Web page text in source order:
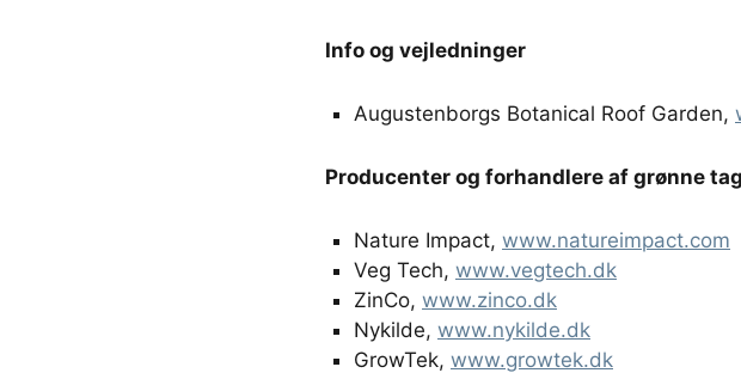
Info og vejledninger
Augustenborgs Botanical Roof Garden,
Producenter og forhandlere af grønne
Nature Impact, www.natureimpact.com
Veg Tech, www.vegtech.dk
ZinCo, www.zinco.dk
Nykilde, www.nykilde.dk
GrowTek, www.growtek.dk